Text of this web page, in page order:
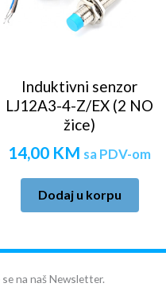
Induktivni senzor
LJ12A3-4-Z/EX (2 NO
žice)
14,00 KM sa PDV-om
Dodaj u korpu
na naš Newsletter.